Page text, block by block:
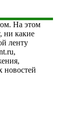
На этом
ни какие
ленту
новостей